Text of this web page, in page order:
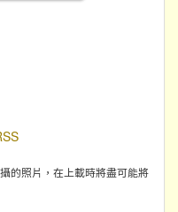
的照片，在上載時將盡可能將